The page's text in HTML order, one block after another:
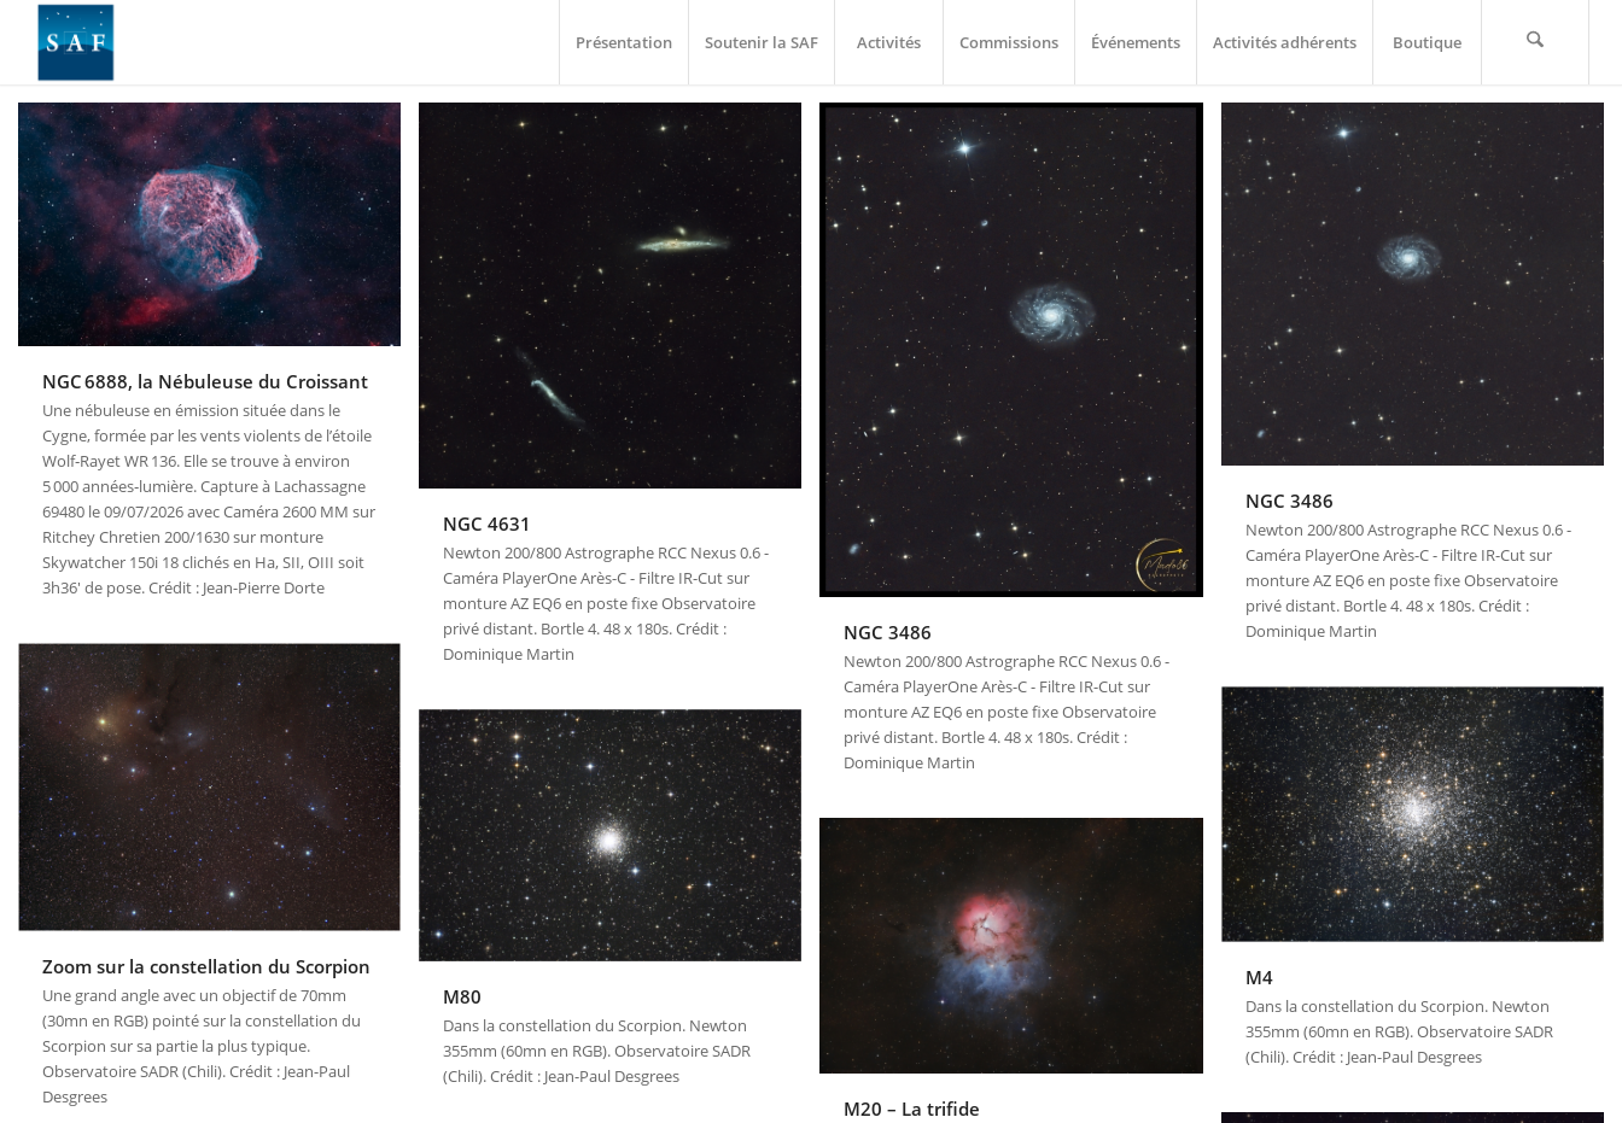
Présentation Soutenir la SAF Activités Commissions Événements Activités adhérents Boutique
NGC 6888, la Nébuleuse du Croissant
Une nébuleuse en émission située dans le
Cygne, formée par les vents violents de l’étoile
Wolf‑Rayet WR 136. Elle se trouve à environ
5 000 années‑lumière. Capture à Lachassagne
69480 le 09/07/2026 avec Caméra 2600 MM sur
Ritchey Chretien 200/1630 sur monture
Skywatcher 150i 18 clichés en Ha, SII, OIII soit
3h36' de pose. Crédit : Jean-Pierre Dorte
NGC 4631
Newton 200/800 Astrographe RCC Nexus 0.6 -
Caméra PlayerOne Arès-C - Filtre IR-Cut sur
monture AZ EQ6 en poste fixe Observatoire
privé distant. Bortle 4. 48 x 180s. Crédit :
Dominique Martin
NGC 3486
Newton 200/800 Astrographe RCC Nexus 0.6 -
Caméra PlayerOne Arès-C - Filtre IR-Cut sur
monture AZ EQ6 en poste fixe Observatoire
privé distant. Bortle 4. 48 x 180s. Crédit :
Dominique Martin
NGC 3486
Newton 200/800 Astrographe RCC Nexus 0.6 -
Caméra PlayerOne Arès-C - Filtre IR-Cut sur
monture AZ EQ6 en poste fixe Observatoire
privé distant. Bortle 4. 48 x 180s. Crédit :
Dominique Martin
Zoom sur la constellation du Scorpion
Une grand angle avec un objectif de 70mm
(30mn en RGB) pointé sur la constellation du
Scorpion sur sa partie la plus typique.
Observatoire SADR (Chili). Crédit : Jean-Paul
Desgrees
M4
Dans la constellation du Scorpion. Newton
355mm (60mn en RGB). Observatoire SADR
(Chili). Crédit : Jean-Paul Desgrees
M80
Dans la constellation du Scorpion. Newton
355mm (60mn en RGB). Observatoire SADR
(Chili). Crédit : Jean-Paul Desgrees
M20 – La trifide